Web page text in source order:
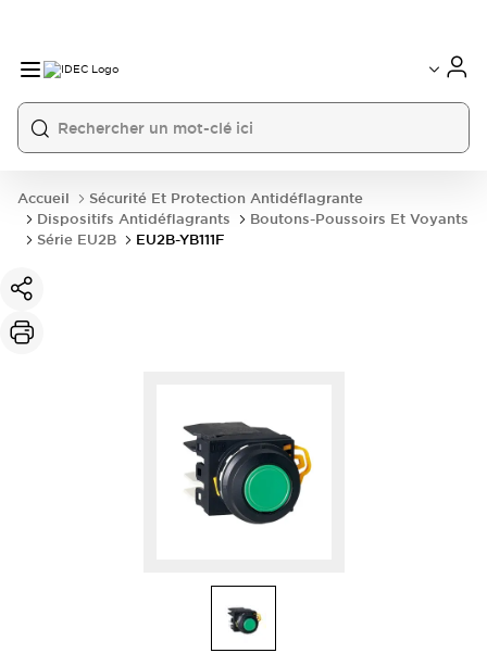
Accueil
Sécurité Et Protection Antidéflagrante
Dispositifs Antidéflagrants
Boutons-Poussoirs Et Voyants
Série EU2B
EU2B-YB111F